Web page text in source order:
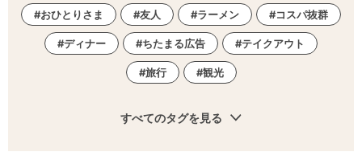
おひとりさま 友人 ラーメン コスパ抜群
ディナー ちたまる広告 テイクアウト
旅行 観光
すべてのタグを見る